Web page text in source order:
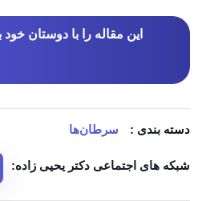
این مقاله را با دوستان
دسته بندی : سرطان‌ها
شبکه های اجتماعی دکتر یحیی زاده: